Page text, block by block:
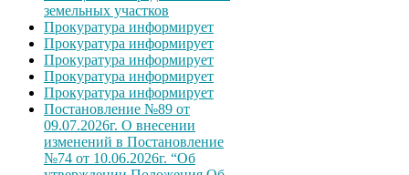
земельных участков
Прокуратура информирует
Прокуратура информирует
Прокуратура информирует
Прокуратура информирует
Прокуратура информирует
Постановление №89 от
09.07.2026г. О внесении
изменений в Постановление
№74 от 10.06.2026г. “Об